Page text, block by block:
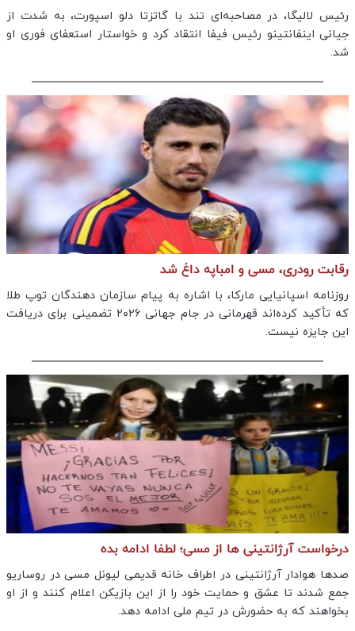
رئیس لالیگا، در مصاحبه‌ای تند با گاتزتا دلو اسپورت، به شدت از
جیانی اینفانتینو رئیس فیفا انتقاد کرد و خواستار استعفای فوری او
شد.
رقابت رودری، مسی و امباپه داغ شد
روزنامه اسپانیایی مارکا، با اشاره به پیام سازمان دهندگان توپ طلا
که تأکید کرده‌اند قهرمانی در جام جهانی ۲۰۲۶ تضمینی برای دریافت
این جایزه نیست.
درخواست آرژانتینی ها از مسی؛ لطفا ادامه بده
صدها هوادار آرژانتینی در اطراف خانه قدیمی لیونل مسی در روساریو
جمع شدند تا عشق و حمایت خود را از این بازیکن اعلام کنند و از او
بخواهند که به حضورش در تیم ملی ادامه دهد.